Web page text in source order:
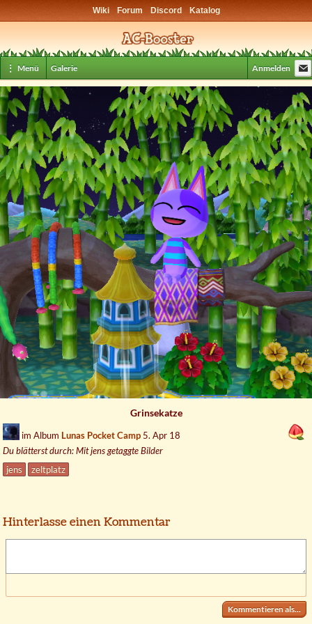
Wiki Forum Discord Katalog
⋮ Menü Galerie Anmelden
Grinsekatze
im Album Lunas Pocket Camp 5. Apr 18
Du blätterst durch: Mit jens getaggte Bilder
jens
zeltplatz
Hinterlasse einen Kommentar
Kommentieren als...